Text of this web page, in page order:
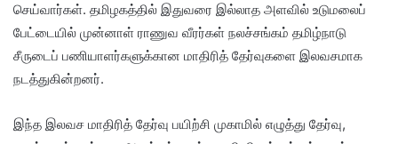
செய்வார்கள். தமிழகத்தில் இதுவரை இல்லாத அளவில் உடுமலைப்
பேட்டையில் முன்னாள் ராணுவ வீரர்கள் நலச்சங்கம் தமிழ்நாடு
சீருடைப் பணியாளர்களுக்கான மாதிரித் தேர்வுகளை இலவசமாக
நடத்துகின்றனர்.
இந்த இலவச மாதிரித் தேர்வு பயிற்சி முகாமில் எழுத்து தேர்வு,